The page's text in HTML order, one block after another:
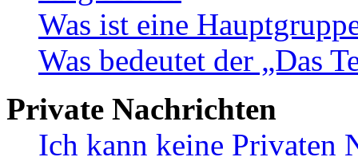
Was ist eine
Was bedeutet der „Das
Private Nachrichten
Ich kann keine Privaten